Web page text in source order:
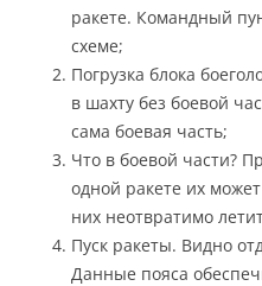
ракете. Командный
схеме;
Погрузка блока
в шахту без боевой
сама боевая часть;
Что в боевой части?
одной ракете их
них неотвратимо
Пуск ракеты. Видно
Данные пояса